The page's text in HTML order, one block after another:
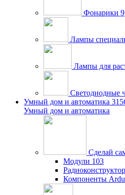
Фонарики 9
Лампы
Лампы для
Светодиодные
Умный дом и автоматика
Умный дом и автоматика
Сделай
Модули 103
Компоненты